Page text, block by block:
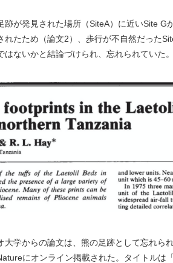
跡が発見された場所（SiteA）に近いSite G
れたため（論文2）、歩行が不自然だった
はないかと結論づけられ、忘れられていた
大学からの論文は、熊の足跡として忘れら
にオンライン掲載された。タイトルは